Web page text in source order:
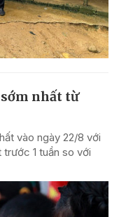
nhất từ
vào ngày 22/8 với
trước 1 tuần so với